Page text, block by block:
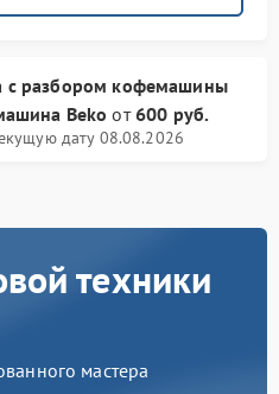
с разбором кофемашины
Beko от600 руб.
дату 08.08.2026
техники
мастера